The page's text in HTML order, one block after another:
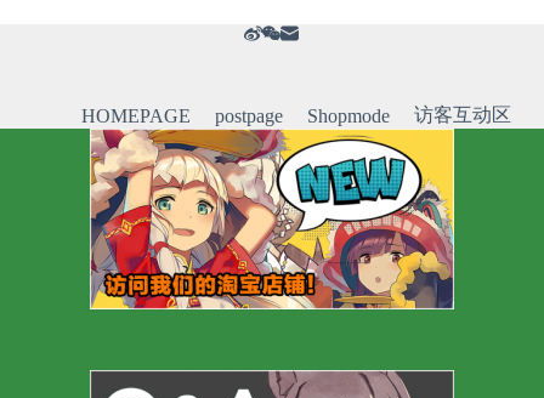
HOMEPAGE postpage Shopmode 访客互动区